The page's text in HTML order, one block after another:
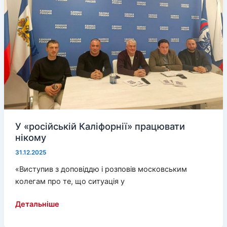
У «російській Каліфорнії» працювати
нікому
31.12.2025
«Виступив з доповіддю і розповів московським
колегам про те, що ситуація у
У
Детальніше